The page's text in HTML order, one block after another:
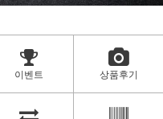
이벤트 상품후기